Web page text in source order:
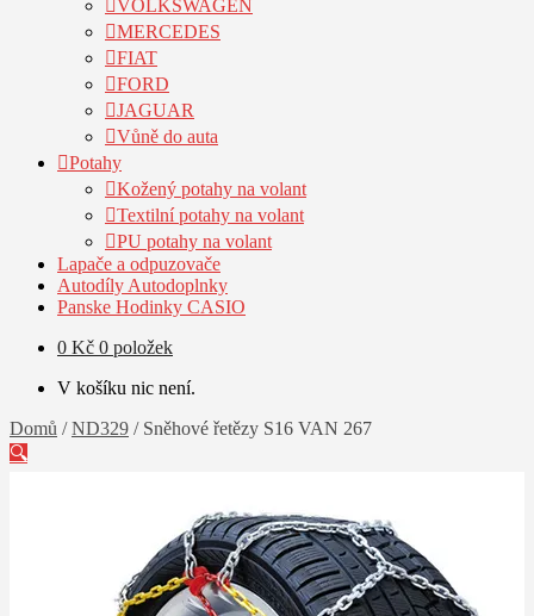
VOLKSWAGEN
MERCEDES
FIAT
FORD
JAGUAR
Vůně do auta
Potahy
Kožený potahy na volant
Textilní potahy na volant
PU potahy na volant
Lapače a odpuzovače
Autodíly Autodoplnky
Panske Hodinky CASIO
0 Kč 0 položek
V košíku nic není.
Domů /ND329 / Sněhové řetězy S16 VAN 267
🔍